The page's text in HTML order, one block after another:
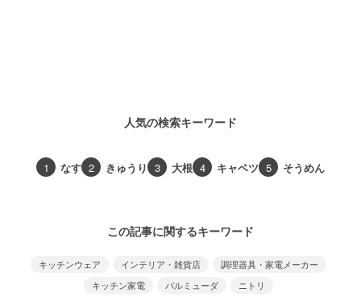
人気の検索キーワード
1 なす 2 きゅうり 3 大根 4 キャベツ 5 そうめん
この記事に関するキーワード
キッチンウェア インテリア・雑貨店
調理器具・家電メーカー
キッチン家電
バルミューダ
ニトリ